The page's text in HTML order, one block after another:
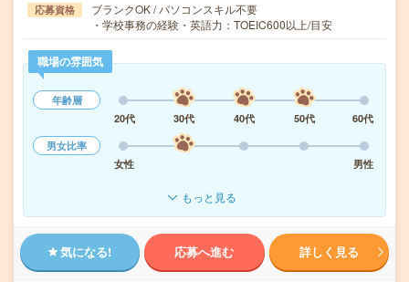
応募資格
ブランクOK / パソコンスキル不要
・学校事務の経験・英語力：TOEIC600以上/目安
職場の雰囲気
年齢層
20代
30代 40代 50代
60代
男女比率
女性
男性
もっと見る
気になる! 応募へ進む 詳しく見る